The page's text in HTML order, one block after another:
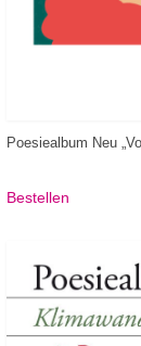
Poesiealbum Neu
Bestellen